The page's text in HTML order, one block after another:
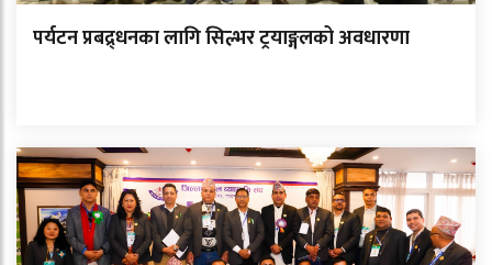
पर्यटन प्रबद्र्धनका लागि सिल्भर ट्रयाङ्गलको अवधारणा